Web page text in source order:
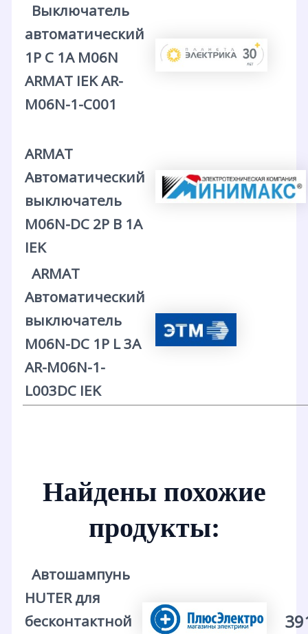
Выключатель
автоматический
1P C 1А M06N
ARMAT IEK AR-
M06N-1-C001
ARMAT
Автоматический
выключатель
M06N-DC 2P B 1А
IEK
ARMAT
Автоматический
выключатель
M06N-DC 1P L 3А
AR-M06N-1-
L003DC IEK
Найдены похожие
продукты:
Автошампунь
HUTER для
бесконтактной